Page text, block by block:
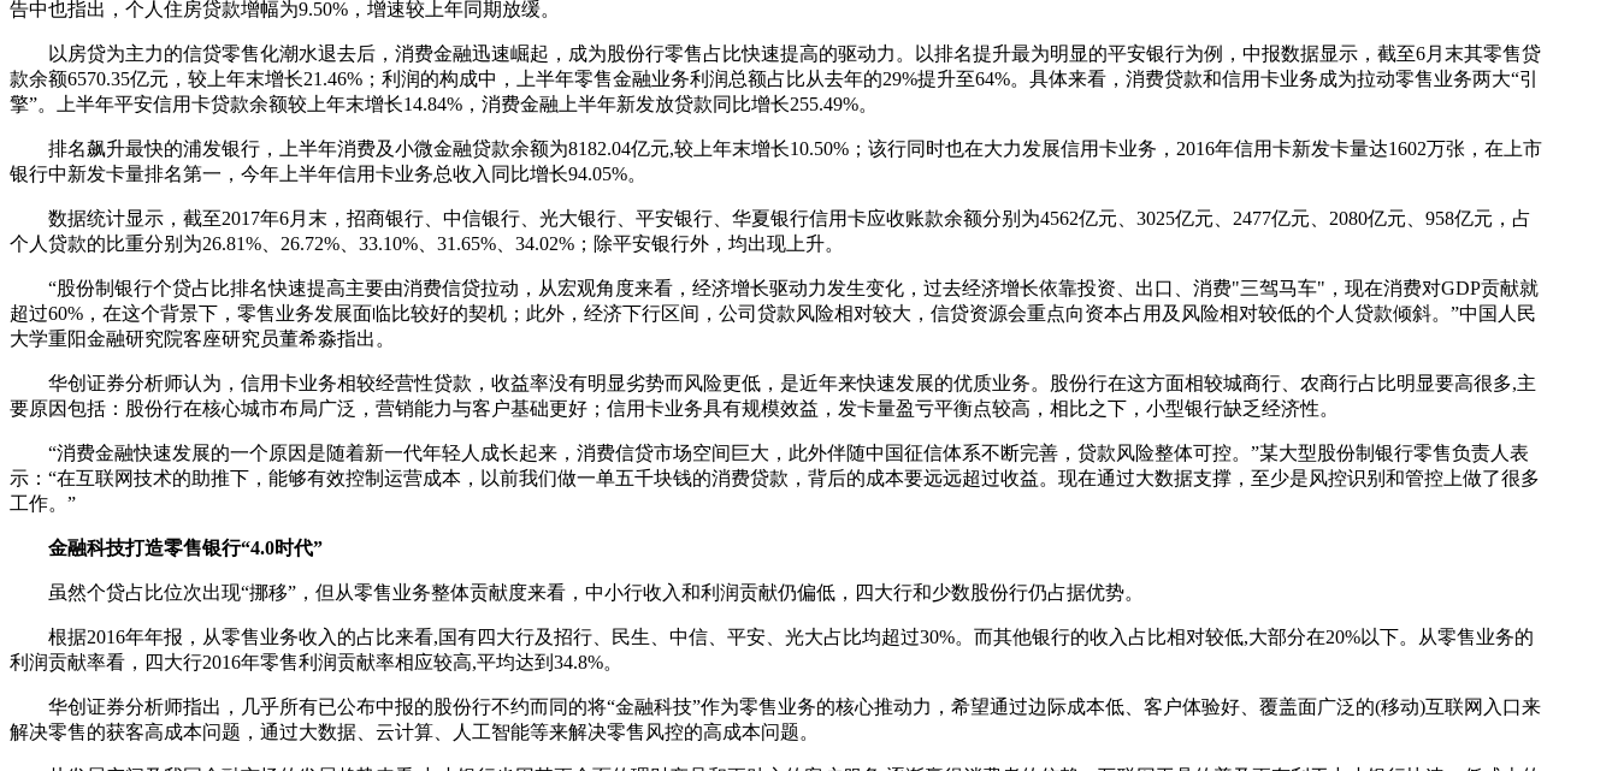
告中也指出，个人住房贷款增幅为9.50%，增速较上年同期放缓。
以房贷为主力的信贷零售化潮水退去后，消费金融迅速崛起，成为股份行零售占比快速提高的驱动力。以排名提升最为明显的平安银行为例，中报数据显示，截至6月末其零售贷
款余额6570.35亿元，较上年末增长21.46%；利润的构成中，上半年零售金融业务利润总额占比从去年的29%提升至64%。具体来看，消费贷款和信用卡业务成为拉动零售业务两大“引
擎”。上半年平安信用卡贷款余额较上年末增长14.84%，消费金融上半年新发放贷款同比增长255.49%。
排名飙升最快的浦发银行，上半年消费及小微金融贷款余额为8182.04亿元,较上年末增长10.50%；该行同时也在大力发展信用卡业务，2016年信用卡新发卡量达1602万张，在上市
银行中新发卡量排名第一，今年上半年信用卡业务总收入同比增长94.05%。
数据统计显示，截至2017年6月末，招商银行、中信银行、光大银行、平安银行、华夏银行信用卡应收账款余额分别为4562亿元、3025亿元、2477亿元、2080亿元、958亿元，占
个人贷款的比重分别为26.81%、26.72%、33.10%、31.65%、34.02%；除平安银行外，均出现上升。
“股份制银行个贷占比排名快速提高主要由消费信贷拉动，从宏观角度来看，经济增长驱动力发生变化，过去经济增长依靠投资、出口、消费"三驾马车"，现在消费对GDP贡献就
超过60%，在这个背景下，零售业务发展面临比较好的契机；此外，经济下行区间，公司贷款风险相对较大，信贷资源会重点向资本占用及风险相对较低的个人贷款倾斜。”中国人民
大学重阳金融研究院客座研究员董希淼指出。
华创证券分析师认为，信用卡业务相较经营性贷款，收益率没有明显劣势而风险更低，是近年来快速发展的优质业务。股份行在这方面相较城商行、农商行占比明显要高很多,主
要原因包括：股份行在核心城市布局广泛，营销能力与客户基础更好；信用卡业务具有规模效益，发卡量盈亏平衡点较高，相比之下，小型银行缺乏经济性。
“消费金融快速发展的一个原因是随着新一代年轻人成长起来，消费信贷市场空间巨大，此外伴随中国征信体系不断完善，贷款风险整体可控。”某大型股份制银行零售负责人表
示：“在互联网技术的助推下，能够有效控制运营成本，以前我们做一单五千块钱的消费贷款，背后的成本要远远超过收益。现在通过大数据支撑，至少是风控识别和管控上做了很多
工作。”
金融科技打造零售银行“4.0时代”
虽然个贷占比位次出现“挪移”，但从零售业务整体贡献度来看，中小行收入和利润贡献仍偏低，四大行和少数股份行仍占据优势。
根据2016年年报，从零售业务收入的占比来看,国有四大行及招行、民生、中信、平安、光大占比均超过30%。而其他银行的收入占比相对较低,大部分在20%以下。从零售业务的
利润贡献率看，四大行2016年零售利润贡献率相应较高,平均达到34.8%。
华创证券分析师指出，几乎所有已公布中报的股份行不约而同的将“金融科技”作为零售业务的核心推动力，希望通过边际成本低、客户体验好、覆盖面广泛的(移动)互联网入口来
解决零售的获客高成本问题，通过大数据、云计算、人工智能等来解决零售风控的高成本问题。